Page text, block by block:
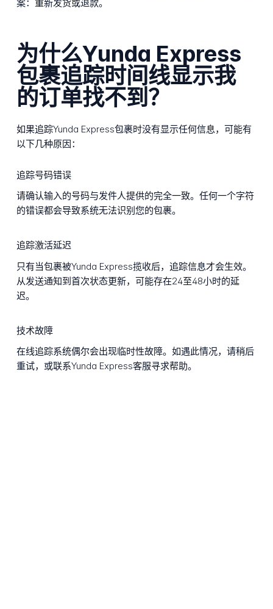
案：重新发货或退款。
为什么Yunda Express
包裹追踪时间线显示我
的订单找不到？
如果追踪Yunda Express包裹时没有显示任何信息，可能有
以下几种原因：
追踪号码错误
请确认输入的号码与发件人提供的完全一致。任何一个字符
的错误都会导致系统无法识别您的包裹。
追踪激活延迟
只有当包裹被Yunda Express揽收后，追踪信息才会生效。
从发送通知到首次状态更新，可能存在24至48小时的延
迟。
技术故障
在线追踪系统偶尔会出现临时性故障。如遇此情况，请稍后
重试，或联系Yunda Express客服寻求帮助。